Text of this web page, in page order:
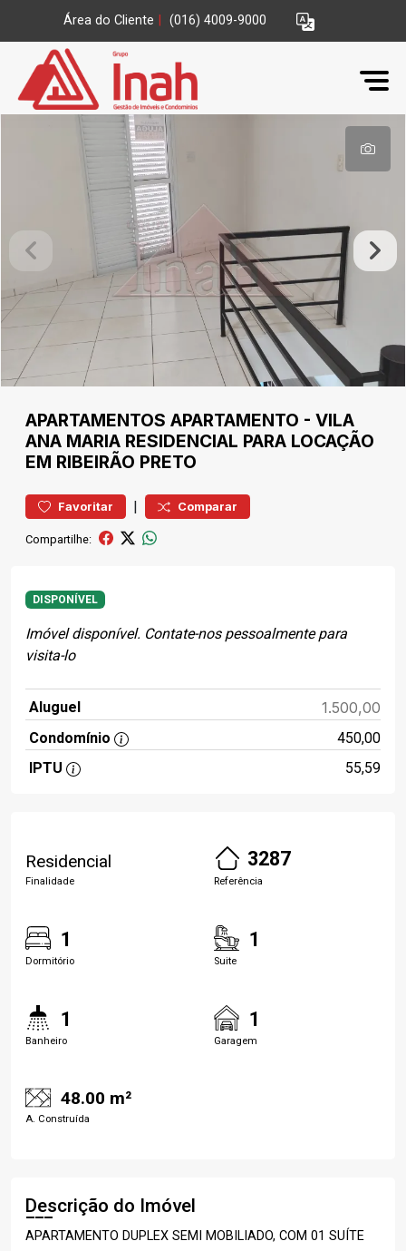
Área do Cliente (016) 4009-9000
APARTAMENTOS APARTAMENTO - VILA
ANA MARIA RESIDENCIAL PARA LOCAÇÃO
EM RIBEIRÃO PRETO
Favoritar | Comparar
Compartilhe:
DISPONÍVEL
Imóvel disponível. Contate-nos pessoalmente para
visita-lo
Aluguel 1.500,00
Condomínio
450,00
IPTU
55,59
Residencial
Finalidade
3287
Referência
1
Dormitório
1
Suite
1
Banheiro
1
Garagem
48.00 m²
A. Construída
Descrição do Imóvel
APARTAMENTO DUPLEX SEMI MOBILIADO, COM 01 SUÍTE